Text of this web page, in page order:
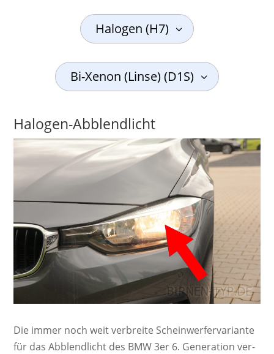
Halogen (H7)
Bi-Xenon (Linse) (D1S)
Halogen-Abblendlicht
Die immer noch weit ver­breite Schein­werf­er­va­ri­ante
für das Abblendlicht des BMW 3er 6. Ge­ne­ra­ti­on ver­